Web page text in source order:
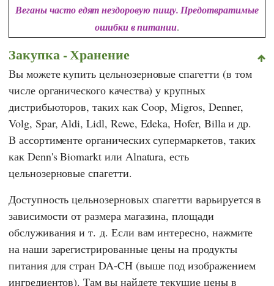
Веганы часто едят нездоровую пищу. Предотвратимые
ошибки в питании.
Закупка - Хранение
Вы можете купить цельнозерновые спагетти (в том
числе органического качества) у крупных
дистрибьюторов, таких как Coop,Migros, Denner,
Volg, Spar,Aldi,Lidl, Rewe, Edeka,Hofer, Billaи др.
В ассортименте органических супермаркетов, таких
как Denn's Biomarkt или Alnatura, есть
цельнозерновые спагетти.
Доступность цельнозерновых спагетти варьируется в
зависимости от размера магазина, площади
обслуживания и т. д. Если вам интересно, нажмите
на наши зарегистрированные цены на продукты
питания для стран DA-CH (выше под изображением
ингредиентов). Там вы найдете текущие цены в